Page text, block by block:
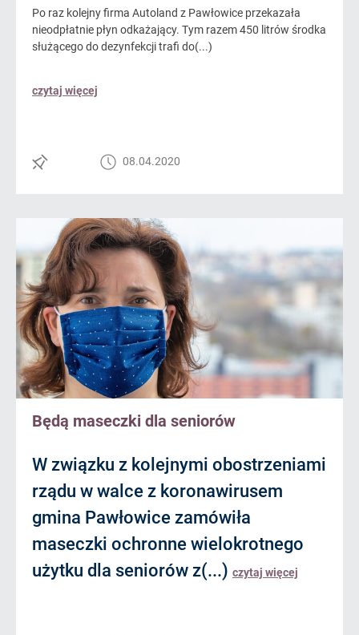
Po raz kolejny firma Autoland z Pawłowice przekazała
nieodpłatnie płyn odkażający. Tym razem 450 litrów środka
służącego do dezynfekcji trafi do(...)
czytaj więcej
08.04.2020
Będą maseczki dla seniorów
W związku z kolejnymi obostrzeniami
rządu w walce z koronawirusem
gmina Pawłowice zamówiła
maseczki ochronne wielokrotnego
użytku dla seniorów z(...) czytaj więcej